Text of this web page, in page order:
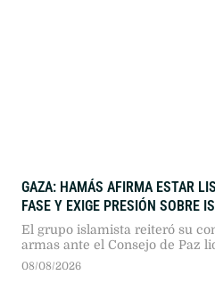
GAZA: HAMÁS AFIRMA ESTAR
FASE Y EXIGE PRESIÓN SOBRE
El grupo islamista reiteró su
armas ante el Consejo de Paz
mientras Benjamin Netanyahu
08/08/2026